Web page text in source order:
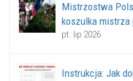
Mistrzostwa
koszulka mistrza
pt. lip 2026
Instrukcja: Jak